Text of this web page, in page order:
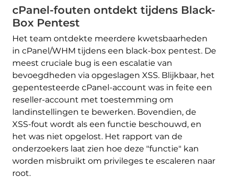
cPanel-fouten ontdekt tijdens Black-
Box Pentest
Het team ontdekte meerdere kwetsbaarheden
in cPanel/WHM tijdens een black-box pentest. De
meest cruciale bug is een escalatie van
bevoegdheden via opgeslagen XSS. Blijkbaar, het
gepentesteerde cPanel-account was in feite een
reseller-account met toestemming om
landinstellingen te bewerken. Bovendien, de
XSS-fout wordt als een functie beschouwd, en
het was niet opgelost. Het rapport van de
onderzoekers laat zien hoe deze "functie" kan
worden misbruikt om privileges te escaleren naar
root.